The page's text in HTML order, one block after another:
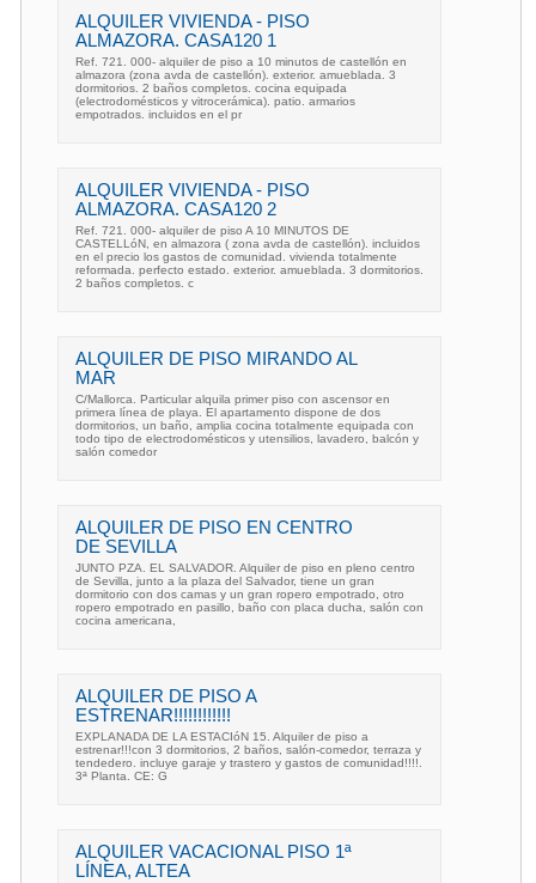
ALQUILER VIVIENDA - PISO
ALMAZORA. CASA120 1
Ref. 721. 000- alquiler de piso a 10 minutos de castellón en
almazora (zona avda de castellón). exterior. amueblada. 3
dormitorios. 2 baños completos. cocina equipada
(electrodomésticos y vitrocerámica). patio. armarios
empotrados. incluidos en el pr
ALQUILER VIVIENDA - PISO
ALMAZORA. CASA120 2
Ref. 721. 000- alquiler de piso A 10 MINUTOS DE
CASTELLóN, en almazora ( zona avda de castellón). incluidos
en el precio los gastos de comunidad. vivienda totalmente
reformada. perfecto estado. exterior. amueblada. 3 dormitorios.
2 baños completos. c
ALQUILER DE PISO MIRANDO AL
MAR
C/Mallorca. Particular alquila primer piso con ascensor en
primera línea de playa. El apartamento dispone de dos
dormitorios, un baño, amplia cocina totalmente equipada con
todo tipo de electrodomésticos y utensilios, lavadero, balcón y
salón comedor
ALQUILER DE PISO EN CENTRO
DE SEVILLA
JUNTO PZA. EL SALVADOR. Alquiler de piso en pleno centro
de Sevilla, junto a la plaza del Salvador, tiene un gran
dormitorio con dos camas y un gran ropero empotrado, otro
ropero empotrado en pasillo, baño con placa ducha, salón con
cocina americana,
ALQUILER DE PISO A
ESTRENAR!!!!!!!!!!!!
EXPLANADA DE LA ESTACIóN 15. Alquiler de piso a
estrenar!!!con 3 dormitorios, 2 baños, salón-comedor, terraza y
tendedero. incluye garaje y trastero y gastos de comunidad!!!!.
3ª Planta. CE: G
ALQUILER VACACIONAL PISO 1ª
LÍNEA, ALTEA